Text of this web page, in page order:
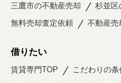
三鷹市の不動産売却
杉並区
無料売却査定依頼
不動産売
借りたい
賃貸専門TOP こだわりの